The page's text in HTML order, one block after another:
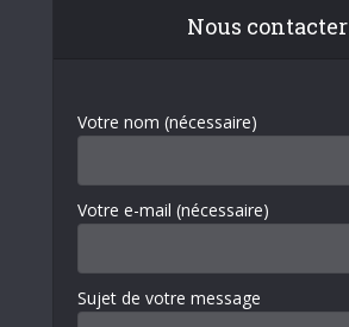
Nous contacter
Votre nom (nécessaire)
Votre e-mail (nécessaire)
Sujet de votre message